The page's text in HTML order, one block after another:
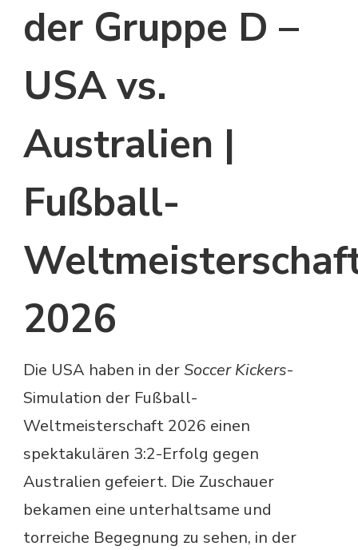
der Gruppe D –
USA vs.
Australien |
Fußball-
2026
Die USA haben in derSoccer Kickers-
Simulation der Fußball-
Weltmeisterschaft 2026 einen
spektakulären 3:2-Erfolg gegen
Australien gefeiert. Die Zuschauer
bekamen eine unterhaltsame und
torreiche Begegnung zu sehen, in der